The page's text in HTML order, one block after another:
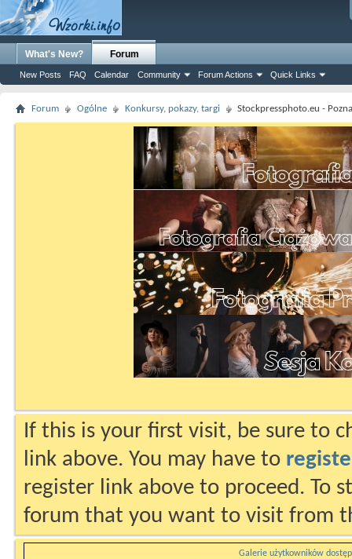
What's New? Forum
New Posts FAQ Calendar Community Forum Actions Quick Links
Forum Ogólne Konkursy, pokazy, targi Stockpressphoto.eu -
If this is your first visit, be sure to
link above. You may have to
register link above to proceed. To
forum that you want to visit from
Galerie użytkowników